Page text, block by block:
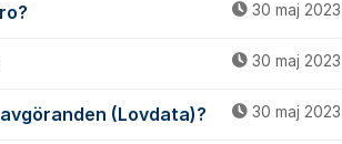
30 maj 2023
30 maj 2023
(Lovdata)? 30 maj 2023